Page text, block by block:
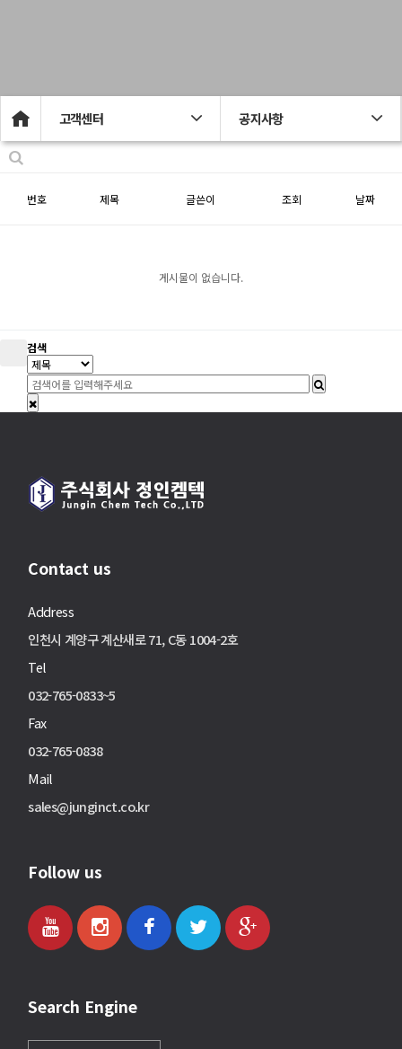
고객센터 공지사항
번호 제목 글쓴이 조회 날짜
게시물이 없습니다.
검색
Contact us
Address
인천시 계양구 계산새로 71, C동 1004-2호
Tel
032-765-0833~5
Fax
032-765-0838
Mail
sales@junginct.co.kr
Follow us
Search Engine